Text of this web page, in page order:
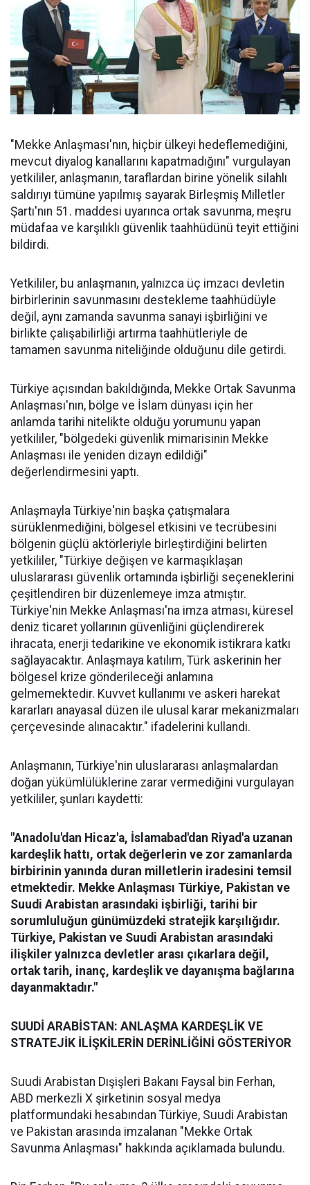
"Mekke Anlaşması'nın, hiçbir ülkeyi hedeflemediğini,
mevcut diyalog kanallarını kapatmadığını" vurgulayan
yetkililer, anlaşmanın, taraflardan birine yönelik silahlı
saldırıyı tümüne yapılmış sayarak Birleşmiş Milletler
Şartı'nın 51. maddesi uyarınca ortak savunma, meşru
müdafaa ve karşılıklı güvenlik taahhüdünü teyit ettiğini
bildirdi.
Yetkililer, bu anlaşmanın, yalnızca üç imzacı devletin
birbirlerinin savunmasını destekleme taahhüdüyle
değil, aynı zamanda savunma sanayi işbirliğini ve
birlikte çalışabilirliği artırma taahhütleriyle de
tamamen savunma niteliğinde olduğunu dile getirdi.
Türkiye açısından bakıldığında, Mekke Ortak Savunma
Anlaşması'nın, bölge ve İslam dünyası için her
anlamda tarihi nitelikte olduğu yorumunu yapan
yetkililer, "bölgedeki güvenlik mimarisinin Mekke
Anlaşması ile yeniden dizayn edildiği"
değerlendirmesini yaptı.
Anlaşmayla Türkiye'nin başka çatışmalara
sürüklenmediğini, bölgesel etkisini ve tecrübesini
bölgenin güçlü aktörleriyle birleştirdiğini belirten
yetkililer, "Türkiye değişen ve karmaşıklaşan
uluslararası güvenlik ortamında işbirliği seçeneklerini
çeşitlendiren bir düzenlemeye imza atmıştır.
Türkiye'nin Mekke Anlaşması'na imza atması, küresel
deniz ticaret yollarının güvenliğini güçlendirerek
ihracata, enerji tedarikine ve ekonomik istikrara katkı
sağlayacaktır. Anlaşmaya katılım, Türk askerinin her
bölgesel krize gönderileceği anlamına
gelmemektedir. Kuvvet kullanımı ve askeri harekat
kararları anayasal düzen ile ulusal karar mekanizmaları
çerçevesinde alınacaktır." ifadelerini kullandı.
Anlaşmanın, Türkiye'nin uluslararası anlaşmalardan
doğan yükümlülüklerine zarar vermediğini vurgulayan
yetkililer, şunları kaydetti:
"Anadolu'dan Hicaz'a, İslamabad'dan Riyad'a uzanan
kardeşlik hattı, ortak değerlerin ve zor zamanlarda
birbirinin yanında duran milletlerin iradesini temsil
etmektedir. Mekke Anlaşması Türkiye, Pakistan ve
Suudi Arabistan arasındaki işbirliği, tarihi bir
sorumluluğun günümüzdeki stratejik karşılığıdır.
Türkiye, Pakistan ve Suudi Arabistan arasındaki
ilişkiler yalnızca devletler arası çıkarlara değil,
ortak tarih, inanç, kardeşlik ve dayanışma bağlarına
dayanmaktadır."
SUUDİ ARABİSTAN: ANLAŞMA KARDEŞLİK VE
STRATEJİK İLİŞKİLERİN DERİNLİĞİNİ GÖSTERİYOR
Suudi Arabistan Dışişleri Bakanı Faysal bin Ferhan,
ABD merkezli X şirketinin sosyal medya
platformundaki hesabından Türkiye, Suudi Arabistan
ve Pakistan arasında imzalanan "Mekke Ortak
Savunma Anlaşması" hakkında açıklamada bulundu.